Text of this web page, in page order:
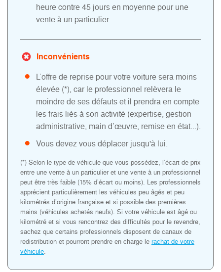
heure contre 45 jours en moyenne pour une
vente à un particulier.
Inconvénients
L’offre de reprise pour votre voiture sera moins
élevée (*), car le professionnel relèvera le
moindre de ses défauts et il prendra en compte
les frais liés à son activité (expertise, gestion
administrative, main d’œuvre, remise en état...).
Vous devez vous déplacer jusqu'à lui.
(*) Selon le type de véhicule que vous possédez, l’écart de prix
entre une vente à un particulier et une vente à un professionnel
peut être très faible (15% d’écart ou moins). Les professionnels
apprécient particulièrement les véhicules peu âgés et peu
kilométrés d’origine française et si possible des premières
mains (véhicules achetés neufs). Si votre véhicule est âgé ou
kilométré et si vous rencontrez des difficultés pour le revendre,
sachez que certains professionnels disposent de canaux de
redistribution et pourront prendre en charge le rachat de votre
véhicule